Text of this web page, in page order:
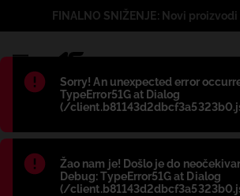
Błąd:
Sorry! An unexpected error
TypeError51G at Dialog
(/
Błąd:
Žao nam je! Došlo je do
Debug: TypeError51G at Dialog
(/
FINALNO SNIŽENJE: Novi